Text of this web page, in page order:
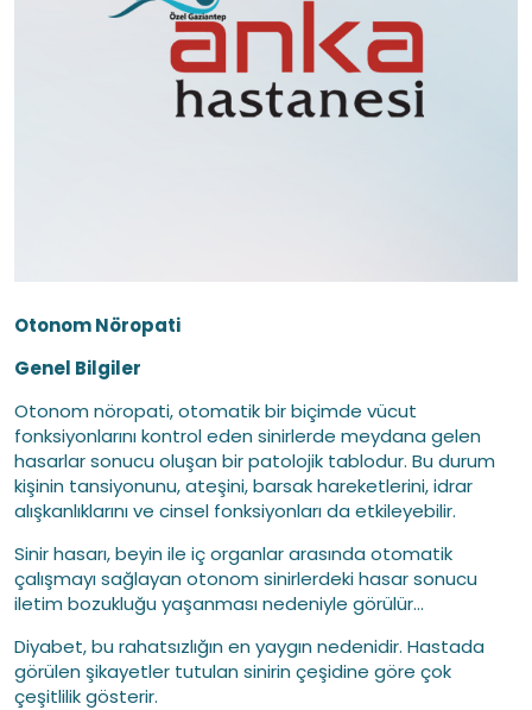
Otonom Nöropati
Genel Bilgiler
Otonom nöropati, otomatik bir biçimde vücut
fonksiyonlarını kontrol eden sinirlerde meydana gelen
hasarlar sonucu oluşan bir patolojik tablodur. Bu durum
kişinin tansiyonunu, ateşini, barsak hareketlerini, idrar
alışkanlıklarını ve cinsel fonksiyonları da etkileyebilir.
Sinir hasarı, beyin ile iç organlar arasında otomatik
çalışmayı sağlayan otonom sinirlerdeki hasar sonucu
iletim bozukluğu yaşanması nedeniyle görülür...
Diyabet, bu rahatsızlığın en yaygın nedenidir. Hastada
görülen şikayetler tutulan sinirin çeşidine göre çok
çeşitlilik gösterir.